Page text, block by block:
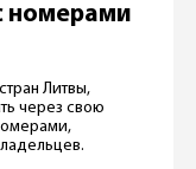
номерами
Литвы,
через свою